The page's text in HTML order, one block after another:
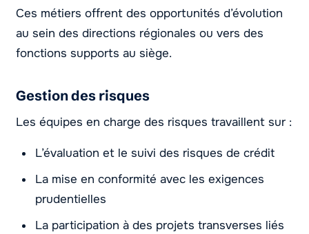
Ces métiers offrent des opportunités d’évolution
au sein des directions régionales ou vers des
fonctions supports au siège.
Gestion des risques
Les équipes en charge des risques travaillent sur :
L’évaluation et le suivi des risques de crédit
La mise en conformité avec les exigences
prudentielles
La participation à des projets transverses liés